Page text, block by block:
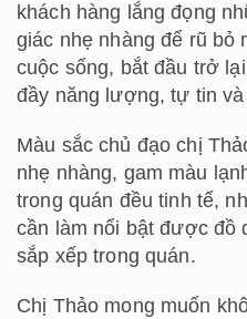
khách hàng lắng đọng
giác nhẹ nhàng để rũ bỏ
cuộc sống, bắt đầu trở
đầy năng lượng, tự tin
Màu sắc chủ đạo chị
nhẹ nhàng, gam màu
trong quán đều tinh tế,
cần làm nổi bật được đồ
sắp xếp trong quán.
Chị Thảo mong muốn